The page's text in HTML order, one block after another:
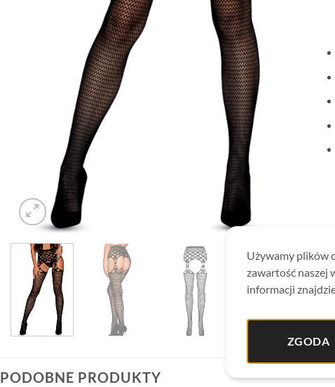
PODOBNE PRODUKTY
Używamy plików
zawartość naszej
informacji
ZGODA